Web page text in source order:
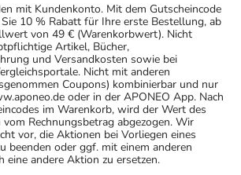
mit Kundenkonto. Mit dem Gutscheincode
10 % Rabatt für Ihre erste Bestellung, ab
von 49 € (Warenkorbwert). Nicht
Artikel, Bücher,
und Versandkosten sowie bei
Nicht mit anderen
Coupons) kombinierbar und nur
oder in der APONEO App. Nach
im Warenkorb, wird der Wert des
Rechnungsbetrag abgezogen. Wir
vor, die Aktionen bei Vorliegen eines
beenden oder ggf. mit einem anderen
eine andere Aktion zu ersetzen.